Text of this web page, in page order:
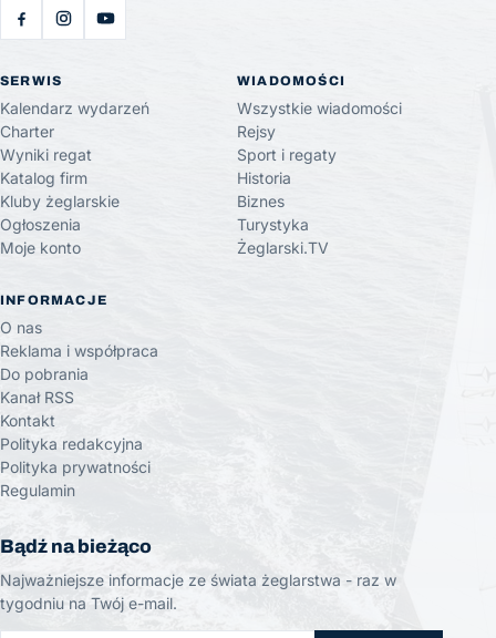
SERWIS
Kalendarz wydarzeń
Charter
Wyniki regat
Katalog firm
Kluby żeglarskie
Ogłoszenia
Moje konto
WIADOMOŚCI
Wszystkie wiadomości
Rejsy
Sport i regaty
Historia
Biznes
Turystyka
Żeglarski.TV
INFORMACJE
O nas
Reklama i współpraca
Do pobrania
Kanał RSS
Kontakt
Polityka redakcyjna
Polityka prywatności
Regulamin
Bądź na bieżąco
Najważniejsze informacje ze świata żeglarstwa - raz w
tygodniu na Twój e-mail.